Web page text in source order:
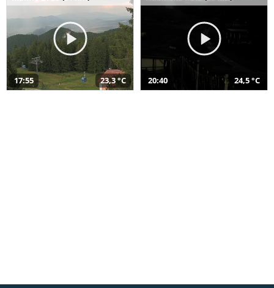
17:55 23,3 °C 20:40 24,5 °C